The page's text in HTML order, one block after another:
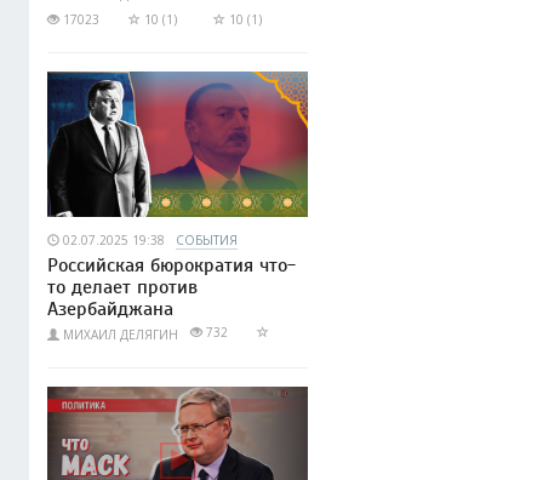
17023
10 (1) 10 (1)
02.07.2025 19:38 СОБЫТИЯ
Российская бюрократия что-
то делает против
Азербайджана
МИХАИЛ ДЕЛЯГИН 732